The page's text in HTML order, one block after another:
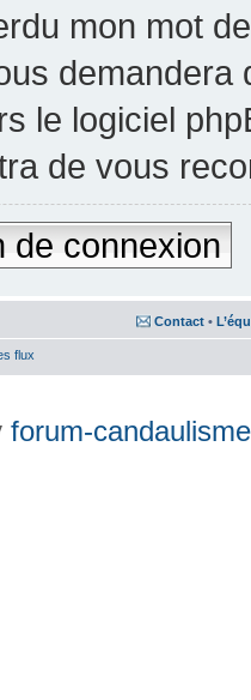
mon mot
demandera
le logiciel
de vous
de connexion
Contact •
flux
forum-